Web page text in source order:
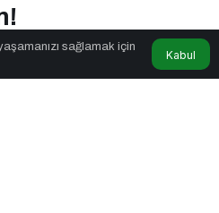
sağlamak için
Kabul